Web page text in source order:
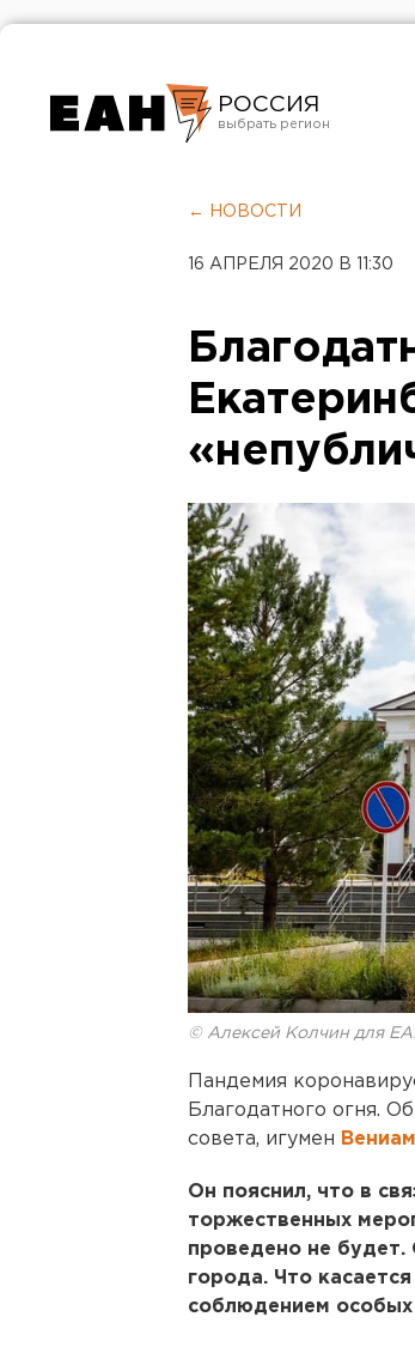
РОССИЯ
Челябинск
← НОВОСТИ
16 АПРЕЛЯ 2020 В 11:30
© Алексей Колчин для
Пандемия
Благодатного огня.
совета, игумен
Он пояснил, что в
торжественных
проведено не
города. Что
соблюдением